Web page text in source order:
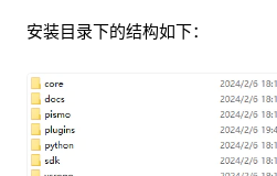
安装目录下的结构如下：